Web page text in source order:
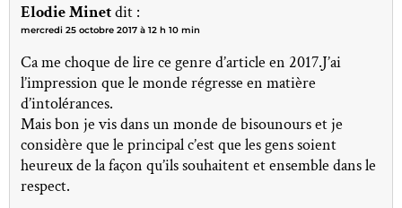
Elodie Minetdit :
mercredi 25 octobre 2017 à 12 h 10 min
Ca me choque de lire ce genre d’article en 2017.J’ai
l’impression que le monde régresse en matière
d’intolérances.
Mais bon je vis dans un monde de bisounours et je
considère que le principal c’est que les gens soient
heureux de la façon qu’ils souhaitent et ensemble dans le
respect.